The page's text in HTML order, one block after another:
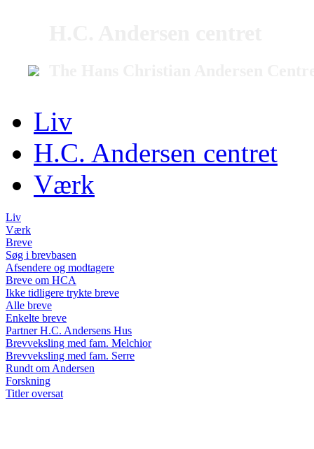
Liv
H.C. Andersen centret
Værk
Liv
Værk
Breve
Søg i brevbasen
Afsendere og modtagere
Breve om HCA
Ikke tidligere trykte breve
Alle breve
Enkelte breve
Partner H.C. Andersens Hus
Brevveksling med fam. Melchior
Brevveksling med fam. Serre
Rundt om Andersen
Forskning
Titler oversat